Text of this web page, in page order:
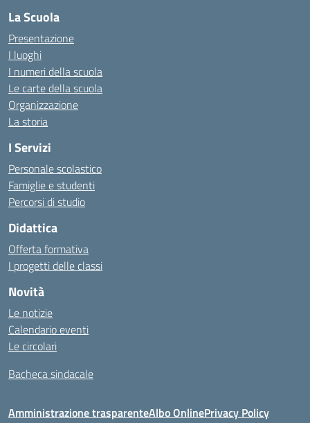
La Scuola
Presentazione
I luoghi
I numeri della scuola
Le carte della scuola
Organizzazione
La storia
I Servizi
Personale scolastico
Famiglie e studenti
Percorsi di studio
Didattica
Offerta formativa
I progetti delle classi
Novità
Le notizie
Calendario eventi
Le circolari
Bacheca sindacale
Amministrazione trasparenteAlbo OnlinePrivacy Policy